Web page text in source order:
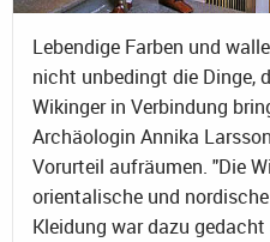
Lebendige Farben und
nicht unbedingt die Dinge,
Wikinger in Verbindung
Archäologin Annika
Vorurteil aufräumen. "Die
orientalische und
Kleidung war dazu